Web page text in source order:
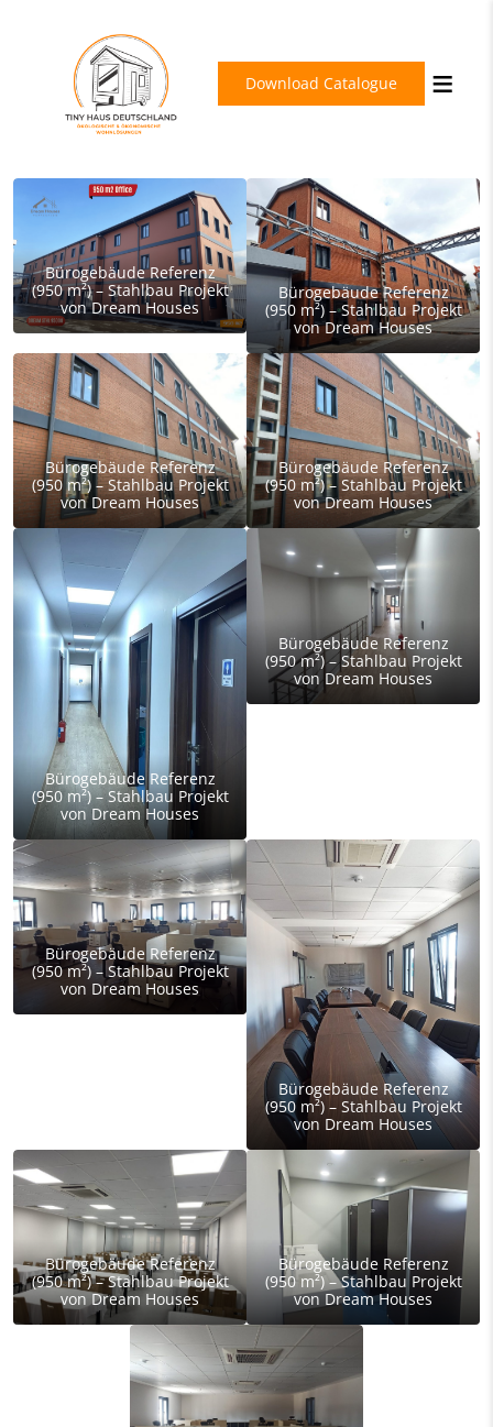
Download Catalogue
Bürogebäude Referenz
(950 m²) – Stahlbau Projekt
von Dream Houses
Bürogebäude Referenz
(950 m²) – Stahlbau Projekt
von Dream Houses
Bürogebäude Referenz
(950 m²) – Stahlbau Projekt
von Dream Houses
Bürogebäude Referenz
(950 m²) – Stahlbau Projekt
von Dream Houses
Bürogebäude Referenz
(950 m²) – Stahlbau Projekt
von Dream Houses
Bürogebäude Referenz
(950 m²) – Stahlbau Projekt
von Dream Houses
Bürogebäude Referenz
(950 m²) – Stahlbau Projekt
von Dream Houses
Bürogebäude Referenz
(950 m²) – Stahlbau Projekt
von Dream Houses
Bürogebäude Referenz
(950 m²) – Stahlbau Projekt
von Dream Houses
Bürogebäude Referenz
(950 m²) – Stahlbau Projekt
von Dream Houses